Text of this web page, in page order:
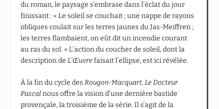
du roman, le paysage s’embrase dans l’éclat du jour
finissant : « Le soleil se couchait ; une nappe de rayons
obliques coulait sur les terres jaunes du Jas-Meiffren ;
les terres flambaient, on eût dit un incendie courant
au ras du sol. » L’action du coucher de soleil, dont la
description deL’Œuvrefaisait l’ellipse, est ici révélée.
À la fin du cycle desRougon-Macquart,Le Docteur
Pascalnous offre la vision d’une dernière bastide
provençale, la troisième de la série. Il s’agit de la